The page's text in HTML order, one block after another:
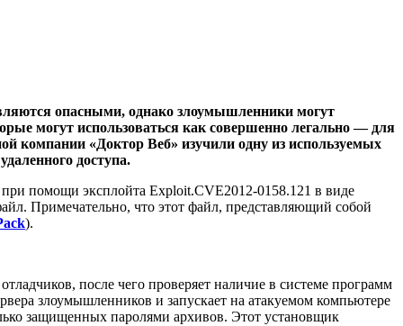
опасными, однако злоумышленники могут
могут использоваться как совершенно легально — для
компании «Доктор Веб» изучили одну из используемых
доступа.
помощи эксплойта Exploit.CVE2012-0158.121 в виде
Примечательно, что этот файл, представляющий собой
).
после чего проверяет наличие в системе программ
злоумышленников и запускает на атакуемом компьютере
защищенных паролями архивов. Этот установщик